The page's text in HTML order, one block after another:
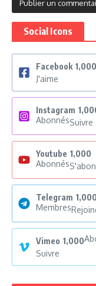
Social Icons
Facebook 1,000
J'aime
Instagram
AbonnésSuivre
Youtube 1,000
Abonnés
Telegram 1,000
Membres
Vimeo 1,000
Suivre